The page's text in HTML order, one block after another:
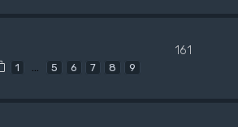
1 … 5 6 7 8 9
161